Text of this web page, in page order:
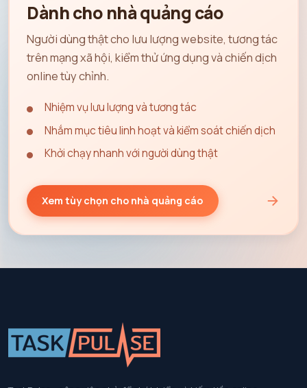
Dành cho nhà quảng cáo
Người dùng thật cho lưu lượng website, tương tác
trên mạng xã hội, kiểm thử ứng dụng và chiến dịch
online tùy chỉnh.
Nhiệm vụ lưu lượng và tương tác
Nhắm mục tiêu linh hoạt và kiểm soát chiến dịch
Khởi chạy nhanh với người dùng thật
Xem tùy chọn cho nhà quảng cáo